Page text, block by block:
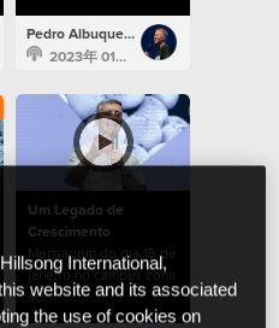
Pedro Albuquerque
2023年 01月 22日
Um Legado de
Crescimento
Mensagem do dia 15 de
janeiro no campus zona
sul
International,
website and its associated
the use of cookies on